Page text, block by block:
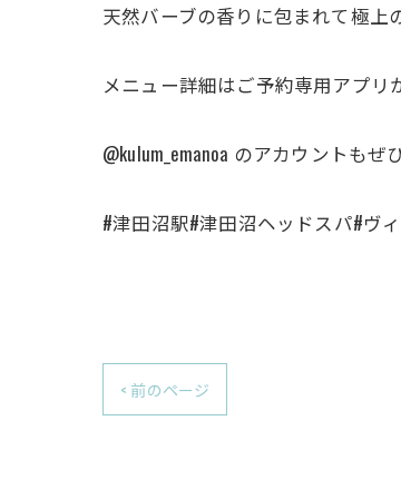
天然バーブの香りに包まれて極
メニュー詳細はご予約専用アプリ
@kulum_emanoa のアカウントも
#津田沼駅#津田沼ヘッドスパ#ヴ
< 前のページ